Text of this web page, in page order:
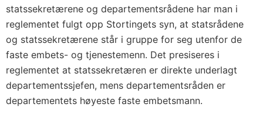
statssekretærene og departementsrådene har man i
reglementet fulgt opp Stortingets syn, at statsrådene
og statssekretærene står i gruppe for seg utenfor de
faste embets- og tjenestemenn. Det presiseres i
reglementet at statssekretæren er direkte underlagt
departementssjefen, mens departementsråden er
departementets høyeste faste embetsmann.